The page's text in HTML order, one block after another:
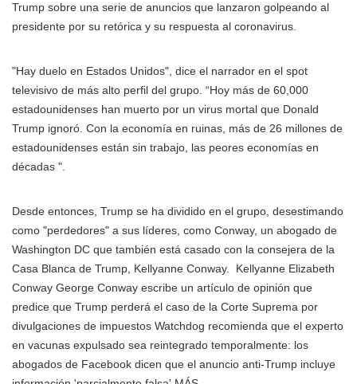
Trump sobre una serie de anuncios que lanzaron golpeando al
presidente por su retórica y su respuesta al coronavirus.
"Hay duelo en Estados Unidos", dice el narrador en el spot
televisivo de más alto perfil del grupo. “Hoy más de 60,000
estadounidenses han muerto por un virus mortal que Donald
Trump ignoró. Con la economía en ruinas, más de 26 millones de
estadounidenses están sin trabajo, las peores economías en
décadas ".
Desde entonces, Trump se ha dividido en el grupo, desestimando
como "perdedores" a sus líderes, como Conway, un abogado de
Washington DC que también está casado con la consejera de la
Casa Blanca de Trump, Kellyanne Conway.
Kellyanne Elizabeth
Conway George Conway escribe un artículo de opinión que
predice que Trump perderá el caso de la Corte Suprema por
divulgaciones de impuestos Watchdog recomienda que el experto
en vacunas expulsado sea reintegrado temporalmente: los
abogados de Facebook dicen que el anuncio anti-Trump incluye